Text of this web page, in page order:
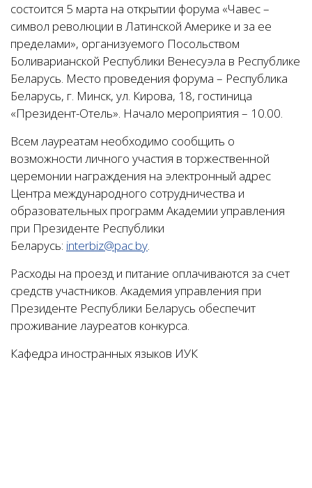
состоится 5 марта на открытии форума «Чавес –
символ революции в Латинской Америке и за ее
пределами», организуемого Посольством
Боливарианской Республики Венесуэла в Республике
Беларусь. Место проведения форума – Республика
Беларусь, г. Минск, ул. Кирова, 18, гостиница
«Президент-Отель». Начало мероприятия – 10.00.
Всем лауреатам необходимо сообщить о
возможности личного участия в торжественной
церемонии награждения на электронный адрес
Центра международного сотрудничества и
образовательных программ Академии управления
при Президенте Республики
Беларусь: interbiz@pac.by.
Расходы на проезд и питание оплачиваются за счет
средств участников. Академия управления при
Президенте Республики Беларусь обеспечит
проживание лауреатов конкурса.
Кафедра иностранных языков ИУК